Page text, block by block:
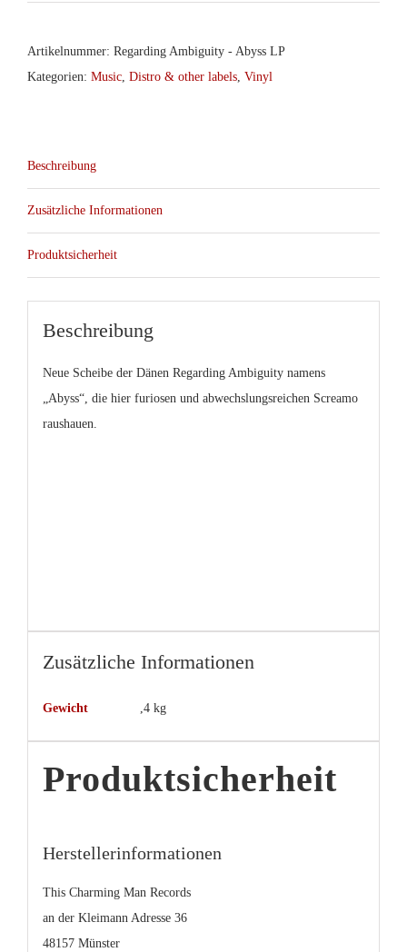
Artikelnummer: Regarding Ambiguity - Abyss LP
Kategorien: Music Distro & other labels Vinyl
Beschreibung
Zusätzliche Informationen
Produktsicherheit
Beschreibung
Neue Scheibe der Dänen Regarding Ambiguity namens
„Abyss“, die hier furiosen und abwechslungsreichen Screamo
raushauen.
Zusätzliche Informationen
Gewicht ,4 kg
Produktsicherheit
Herstellerinformationen
This Charming Man Records
an der Kleimann Adresse 36
48157 Münster